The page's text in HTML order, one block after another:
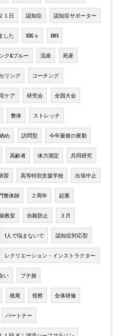
１日 認知症 認知症サポーター
した SDGｓ EMS
ク&ブルー 流産 死産
リング コーチング
ケア 研究会 全国大会
整体 ストレッチ
め 訪問型 今年最後の夜勤
高齢者 体力測定 共同研究
習 高等特別支援学校 出張中止
整体師 ２周年 起業
教室 自殺防止 ３月
1人で悩まないで 認知症対応型
レクリエーション・インストラクター
い プチ旅
根尾 視察 全体研修
パートナー